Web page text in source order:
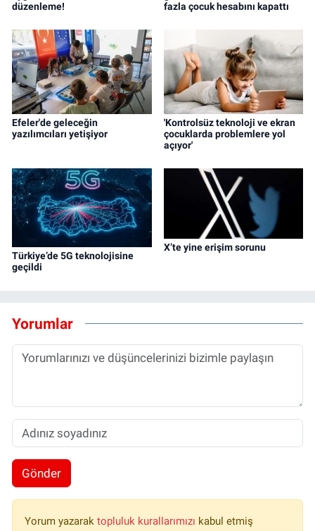
düzenleme!
fazla çocuk hesabını kapattı
Efeler'de geleceğin
yazılımcıları yetişiyor
'Kontrolsüz teknoloji ve ekran
çocuklarda problemlere yol
açıyor'
Türkiye’de 5G teknolojisine
geçildi
X’te yine erişim sorunu
Yorumlar
Gönder
Yorum yazarak topluluk kurallarımızı kabul etmiş